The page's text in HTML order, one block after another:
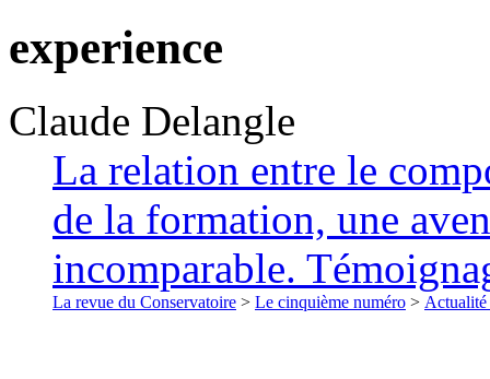
experience
Claude Delangle
La relation entre le
de la formation, une
incomparable.
La revue du Conservatoire > Le cinquième numéro > Actualité